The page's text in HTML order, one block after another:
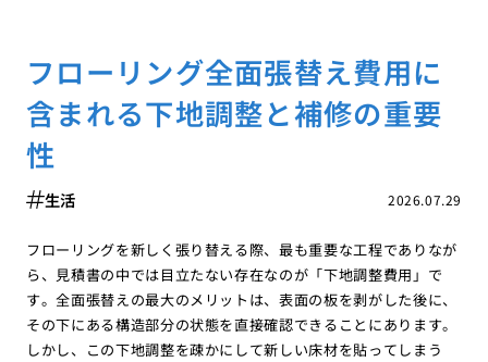
フローリング全面張替え費用に
含まれる下地調整と補修の重要
性
2026.07.29
生活
フローリングを新しく張り替える際、最も重要な工程でありなが
ら、見積書の中では目立たない存在なのが「下地調整費用」で
す。全面張替えの最大のメリットは、表面の板を剥がした後に、
その下にある構造部分の状態を直接確認できることにあります。
しかし、この下地調整を疎かにして新しい床材を貼ってしまう